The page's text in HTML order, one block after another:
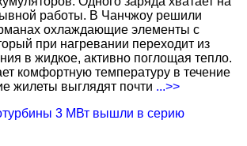
работы. В Чанчжоу решили
охлаждающие элементы с
при нагревании переходит из
в жидкое, активно поглощая тепло.
комфортную температуру в течение
жилеты выглядят почти ...>>
3 МВт вышли в серию